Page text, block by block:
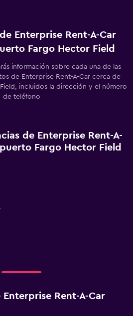
Enterprise Rent-A-Car
Fargo Hector Field
información sobre cada una de las
de Enterprise Rent-A-Car cerca de
incluidos la dirección y el número
de teléfono
de Enterprise Rent-A-
Fargo Hector Field
Rent-A-Car